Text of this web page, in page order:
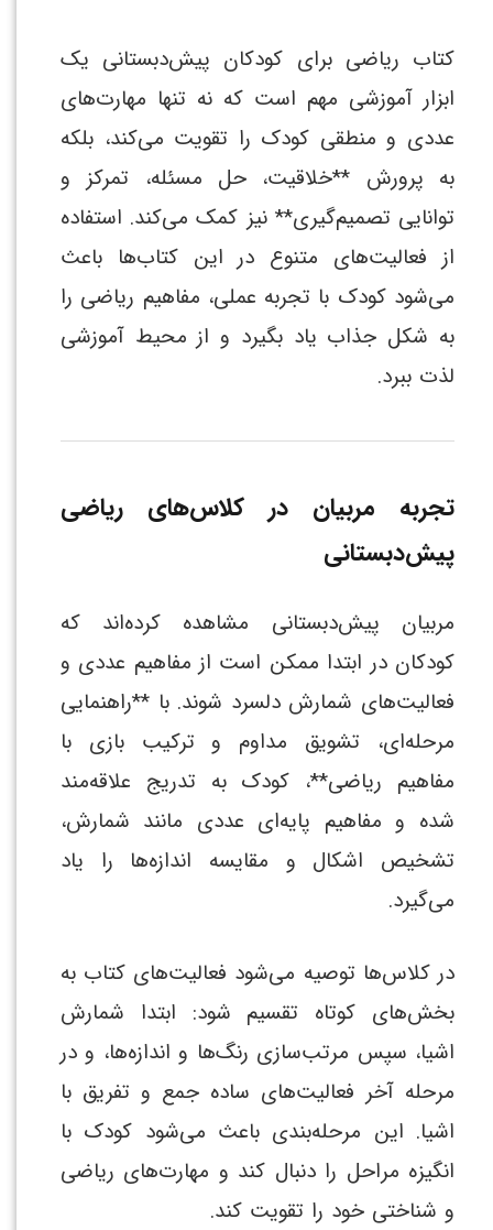
کتاب ریاضی برای کودکان پیش‌دبستانی یک
ابزار آموزشی مهم است که نه تنها مهارت‌های
عددی و منطقی کودک را تقویت می‌کند، بلکه
به پرورش **خلاقیت، حل مسئله، تمرکز و
توانایی تصمیم‌گیری** نیز کمک می‌کند. استفاده
از فعالیت‌های متنوع در این کتاب‌ها باعث
می‌شود کودک با تجربه عملی، مفاهیم ریاضی را
به شکل جذاب یاد بگیرد و از محیط آموزشی
لذت ببرد.
تجربه مربیان در کلاس‌های ریاضی
پیش‌دبستانی
مربیان پیش‌دبستانی مشاهده کرده‌اند که
کودکان در ابتدا ممکن است از مفاهیم عددی و
فعالیت‌های شمارش دلسرد شوند. با **راهنمایی
مرحله‌ای، تشویق مداوم و ترکیب بازی با
مفاهیم ریاضی**، کودک به تدریج علاقه‌مند
شده و مفاهیم پایه‌ای عددی مانند شمارش،
تشخیص اشکال و مقایسه اندازه‌ها را یاد
می‌گیرد.
در کلاس‌ها توصیه می‌شود فعالیت‌های کتاب به
بخش‌های کوتاه تقسیم شود: ابتدا شمارش
اشیا، سپس مرتب‌سازی رنگ‌ها و اندازه‌ها، و در
مرحله آخر فعالیت‌های ساده جمع و تفریق با
اشیا. این مرحله‌بندی باعث می‌شود کودک با
انگیزه مراحل را دنبال کند و مهارت‌های ریاضی
و شناختی خود را تقویت کند.